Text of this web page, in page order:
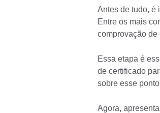
Antes de tudo, é
Entre os mais
comprovação de
Essa etapa é
de certificado
sobre esse
Agora,